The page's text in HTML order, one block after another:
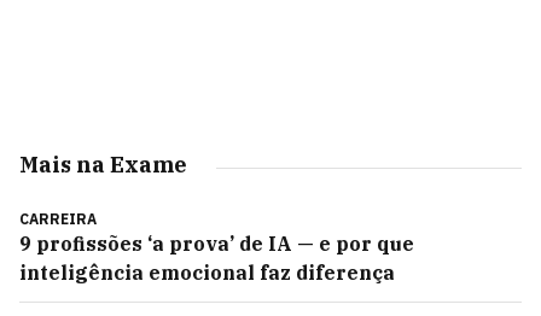
Mais na Exame
CARREIRA
9 profissões ‘a prova’ de IA — e por que
inteligência emocional faz diferença